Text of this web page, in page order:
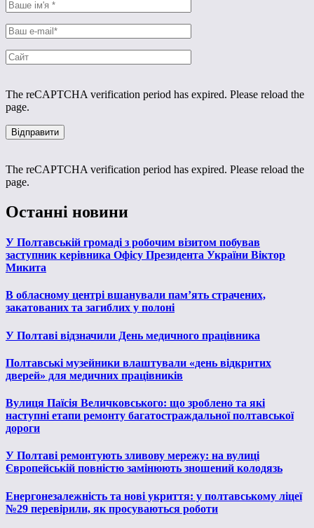
The reCAPTCHA verification period has expired. Please reload the
page.
The reCAPTCHA verification period has expired. Please reload the
page.
Останні новини
У Полтавській громаді з робочим візитом побував
заступник керівника Офісу Президента України Віктор
Микита
В обласному центрі вшанували пам’ять страчених,
закатованих та загиблих у полоні
У Полтаві відзначили День медичного працівника
Полтавські музейники влаштували «день відкритих
дверей» для медичних працівників
Вулиця Паїсія Величковського: що зроблено та які
наступні етапи ремонту багатостраждальної полтавської
дороги
У Полтаві ремонтують зливову мережу: на вулиці
Європейській повністю замінюють зношений колодязь
Енергонезалежність та нові укриття: у полтавському ліцеї
№29 перевірили, як просуваються роботи